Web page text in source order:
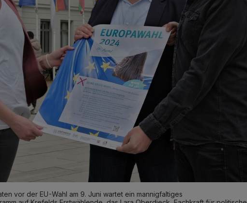
vor der EU-Wahl am 9. Juni wartet ein mannigfaltiges